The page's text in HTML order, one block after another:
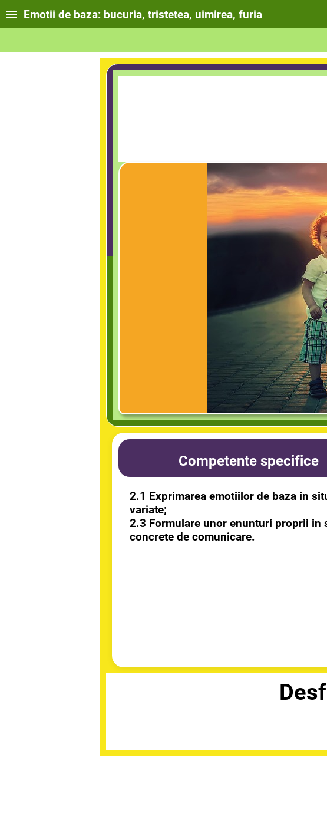
Emotii de baza: bucuria, tristetea, uimirea, furia
Competente specifice
2.1 Exprimarea emotiilor de baza in
variate;
2.3 Formulare unor enunturi proprii in
concrete de comunicare.